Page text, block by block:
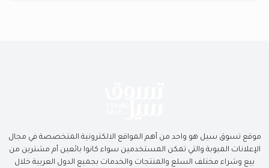
موقع تسوق سيل هو واحد من أهم المواقع الالكترونية المتخصصة في مجال
الإعلانات المبوبة والتي تمكن المستخدمين سواء كانوا بائعين أم مشترين من
بيع وشراء مختلف السلع والمنتجات والخدمات بجميع الدول العربية خلال